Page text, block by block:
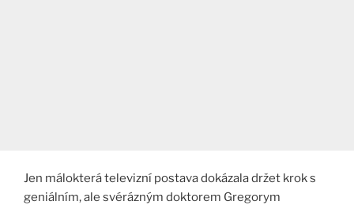
Jen málokterá televizní postava dokázala držet krok s
geniálním, ale svérázným doktorem Gregorym